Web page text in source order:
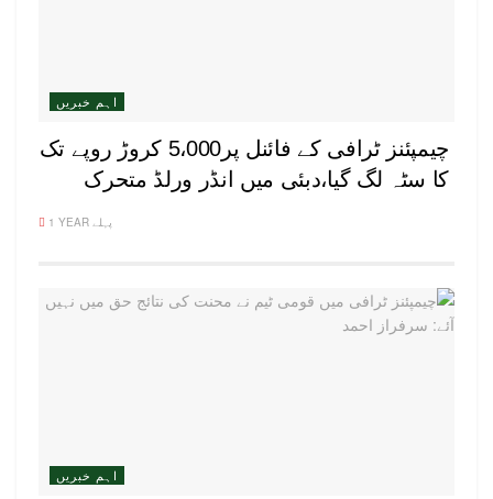
اہم خبریں
چیمپئنز ٹرافی کے فائنل پر5،000 کروڑ روپے تک
کا سٹہ لگ گیا،دبئی میں انڈر ورلڈ متحرک
1 YEAR پہلے
اہم خبریں